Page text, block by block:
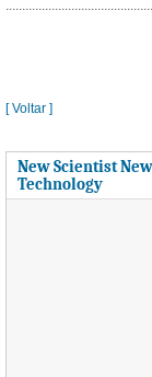
[ Voltar ]
New Scientist
Technology